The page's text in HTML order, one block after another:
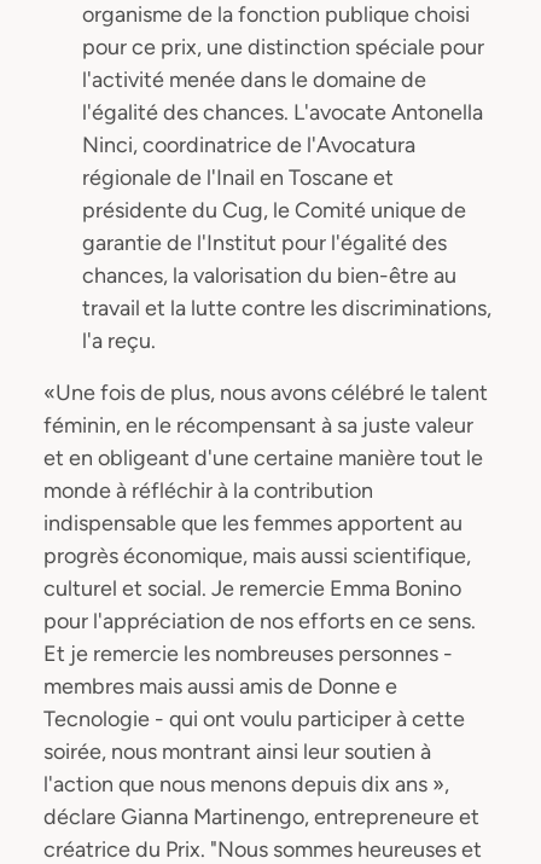
organisme de la fonction publique choisi
pour ce prix, une distinction spéciale pour
l'activité menée dans le domaine de
l'égalité des chances. L'avocate Antonella
Ninci, coordinatrice de l'Avocatura
régionale de l'Inail en Toscane et
présidente du Cug, le Comité unique de
garantie de l'Institut pour l'égalité des
chances, la valorisation du bien-être au
travail et la lutte contre les discriminations,
l'a reçu.
«Une fois de plus, nous avons célébré le talent
féminin, en le récompensant à sa juste valeur
et en obligeant d'une certaine manière tout le
monde à réfléchir à la contribution
indispensable que les femmes apportent au
progrès économique, mais aussi scientifique,
culturel et social. Je remercie Emma Bonino
pour l'appréciation de nos efforts en ce sens.
Et je remercie les nombreuses personnes -
membres mais aussi amis de Donne e
Tecnologie - qui ont voulu participer à cette
soirée, nous montrant ainsi leur soutien à
l'action que nous menons depuis dix ans »,
déclare Gianna Martinengo, entrepreneure et
créatrice du Prix. "Nous sommes heureuses et